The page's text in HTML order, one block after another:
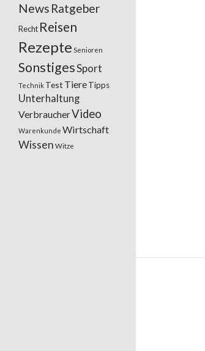
News Ratgeber
Recht Reisen
Rezepte Senioren
SonstigesSport
Technik Test TiereTipps
Unterhaltung
VerbraucherVideo
Warenkunde Wirtschaft
Wissen Witze